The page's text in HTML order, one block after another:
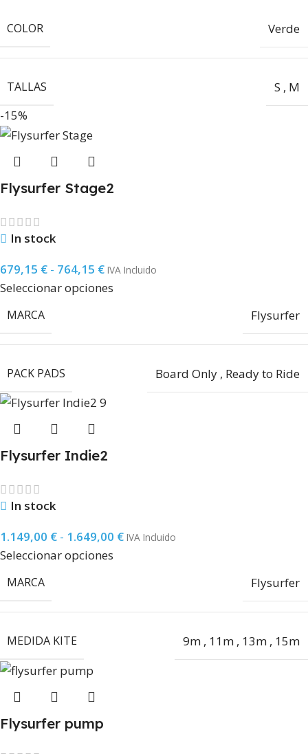
COLOR Verde
TALLAS S , M
-15%
Flysurfer Stage2
In stock
679,15 € - 764,15 € IVA Incluido
Seleccionar opciones
MARCA Flysurfer
PACK PADS Board Only , Ready to Ride
Flysurfer Indie2
In stock
1.149,00 € - 1.649,00 € IVA Incluido
Seleccionar opciones
MARCA Flysurfer
MEDIDA KITE 9m , 11m , 13m , 15m
Flysurfer pump